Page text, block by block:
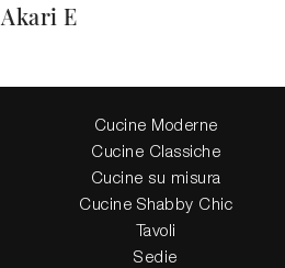
Akari E
Cucine Moderne
Cucine Classiche
Cucine su misura
Cucine Shabby Chic
Tavoli
Sedie